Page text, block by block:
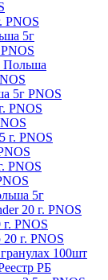
PNOS
5г
Польша
5г PNOS
PNOS
г. PNOS
PNOS
5г
20 г. PNOS
PNOS
г. PNOS
100шт
РБ